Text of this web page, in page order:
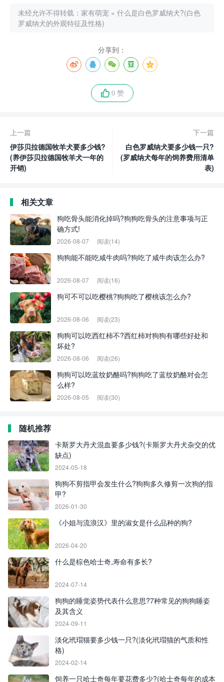
未经允许不得转载： 家有萌宠 » 什么是白色罗威纳犬?(白色
罗威纳犬的外观特征及性格)
分享到：
0 赞
上一篇
伊莎贝拉德国牧羊犬要多少钱?
(养伊莎贝拉德国牧羊犬一年的
开销)
下一篇
白色罗威纳犬要多少钱一只?
(罗威纳犬每年的饲养费用清单
表)
相关文章
狗吃骨头能消化掉吗?狗狗吃骨头的注意事项与正
确方式!
2026-08-07 阅读(14)
狗狗能不能吃咸牛肉吗?狗吃了咸牛肉该怎么办?
2026-08-07 阅读(16)
狗可不可以吃樱桃?狗狗吃了樱桃该怎么办?
2026-08-06 阅读(23)
狗狗可以吃西红柿不?西红柿对狗狗有哪些好处和
坏处?
2026-08-06 阅读(26)
狗狗可以吃蓝纹奶酪吗?狗狗吃了蓝纹奶酪对会怎
么样?
2026-08-05 阅读(30)
随机推荐
卡斯罗大丹犬混血要多少钱?(卡斯罗大丹犬杂交的优
缺点)
2024-05-18
狗狗不剪指甲会发生什么?狗狗多久修剪一次狗的指
甲?
2026-01-30
《小姐与流浪汉》里的淑女是什么品种的狗?
2026-04-20
什么是棕色哈士奇,寿命有多长?
2024-07-14
狗狗的睡觉姿势代表什么意思?7种常见的狗狗睡姿
及其含义
2024-09-11
淡化玳瑁猫要多少钱一只?(淡化玳瑁猫的气质和性
格)
2024-02-14
饲养一只哈士奇每年要花费多少?(哈士奇每年的成本